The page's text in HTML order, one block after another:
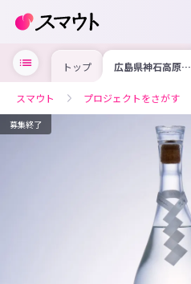
トップ 広島県神石高原町
での蒸留酒の生産
スマウト プロジェクトをさがす
募集終了